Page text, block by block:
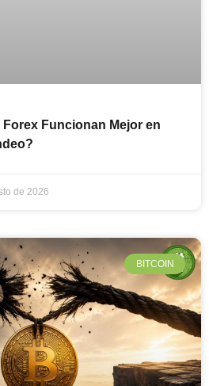
Funcionan Mejor en
de 2026
BITCOIN